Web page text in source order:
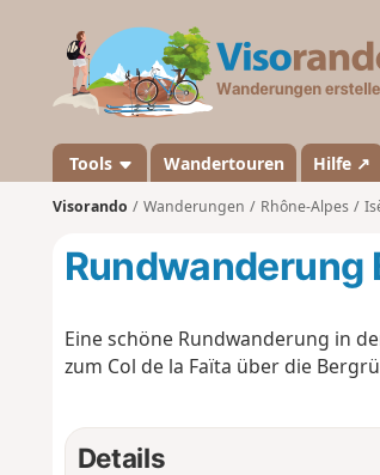
Tools Wandertouren Hilfe ↗
Visorando Wanderungen Rhône-Alpes
Rundwanderung
Eine schöne Rundwanderung in
zum Col de la Faïta über die
Details